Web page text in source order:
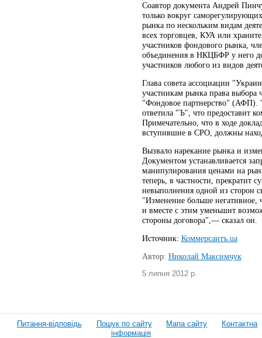
Соавтор документа Андрей
только вокруг
рынка по нескольким видам
всех торговцев, КУА или
участников фондового рынка,
объединения в НКЦБФР у него
участников любого из видов
Глава совета ассоциации
участникам рынка права
"Фондовое партнерство" (АФП).
ответила "Ъ", что предоставит
Примечательно, что в ходе
вступившие в СРО, должны
Вызвало нарекание рынка и
Документом устанавливается
манипулирования ценами на
теперь, в частности, прекратит
невыполнения одной из сторон
"Изменение больше негативное,
и вместе с этим уменьшит
стороны договора",— сказал он.
Источник: Коммерсантъ.ua
Автор: Николай Максимчук
5 липня 2012 р.
Питання-відповідь Пошук по сайту Мапа сайту
Контактна
інформація